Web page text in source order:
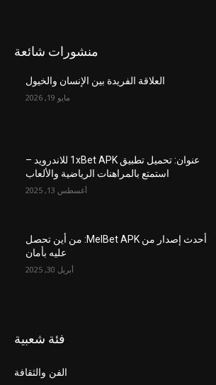
منشورات شائعة
العلاقة الفريدة بين الإنسان والخيول
مايو 19, 2026
عنوان: تحميل تطبيق 1xBet APK للاندرويد –
استمتع بالمراهنات الرياضية والألعاب
أغسطس 13, 2025
أحدث إصدار من MelBet APK: من أين تحصل
عليه بأمان
أبريل 30, 2025
فئة شعبية
الفن والثقافة